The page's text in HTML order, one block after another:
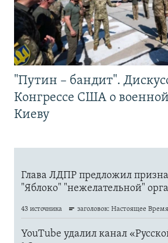
"Путин – бандит".
Конгрессе США о
Киеву